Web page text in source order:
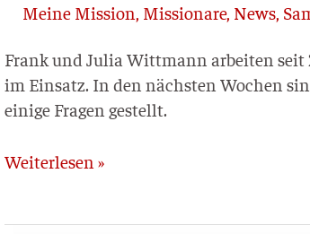
Meine Mission, Missionare, News,
Frank und Julia Witt­mann arbei­ten seit
im Ein­satz. In den nächs­ten Wochen
eini­ge Fra­gen gestellt.
Weiterlesen »